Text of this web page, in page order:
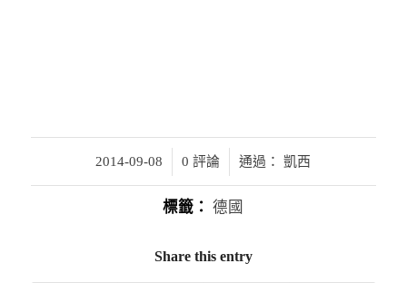
2014-09-08
/ 0 評論 通過：凱西
標籤： 德國
Share this entry